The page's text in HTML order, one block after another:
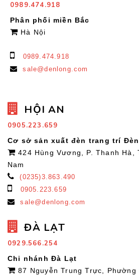
0989.474.918
Phân phối miền Bắc
Hà Nội
0989.474.918
sale@denlong.com
HỘI AN
0905.223.659
Cơ sở sản xuất đèn trang trí
424 Hùng Vương, P. Thanh Hà,
Nam
(0235)3.863.490
0905.223.659
sale@denlong.com
ĐÀ LẠT
0929.566.254
Chi nhánh Đà Lạt
87 Nguyễn Trung Trực,